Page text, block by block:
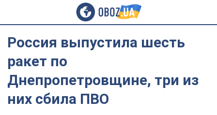
Россия выпустила шесть
ракет по
Днепропетровщине, три из
них сбила ПВО